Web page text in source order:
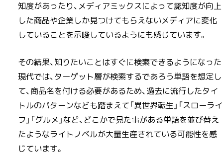
知度があったり、メディアミックスによって認知度が向上
した商品や企業しか見つけてもらえないメディアに変化
していることを示唆しているようにも感じています。
その結果、知りたいことはすぐに検索できるようになった
現代では、ターゲット層が検索するであろう単語を想定し
て、商品名を付ける必要があるため、過去に流行したタイ
トルのパターンなども踏まえて「異世界転生」「スローライ
フ」「グルメ」など、どこかで見た事がある単語を並び替え
たようなライトノベルが大量生産されている可能性を感
じています。